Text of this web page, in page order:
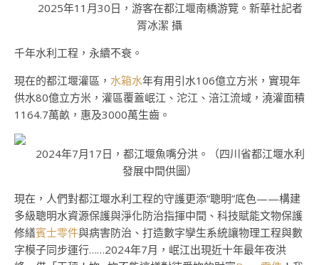
2025年11月30日，游客在都江堰南橋游覽。新華社記者
胥冰潔 攝
千年水利工程，永續不衰。
現在的都江堰灌區， 水箱水年有用引水106億立方米，實現年
供水80億立方米，灌區覆蓋岷江、沱江、涪江流域，澆灌面積
1164.7萬畝，惠及3000萬生齒。
2024年7月17日，都江堰魚嘴分洪。（四川省都江堰水利
發展中間供圖）
現在，人們對都江堰水利工程的守護更添“聰明”底色——構建
多級聰明水資源保護與淨化防治指揮中間、科技賦能文物保護
修繕賓士零件與病害防治、打造數字孿生系統讓物理工程與數
字模子同步運行……2024年7月，岷江出現近十年最年夜洪